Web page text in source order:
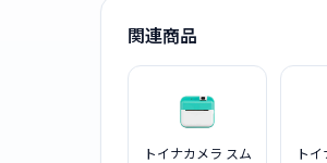
関連商品
トイナカメラ スム
ト